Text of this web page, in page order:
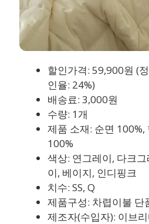
할인가격: 59,900원 (
인율: 24%)
배송료: 3,000원
수량: 1개
제품 소재: 순면 100%,
100%
색상: 연그레이, 다크
이, 베이지, 인디핑크
치수: SS, Q
제품구성: 차렵이불 단
제조자(수입자): 이브